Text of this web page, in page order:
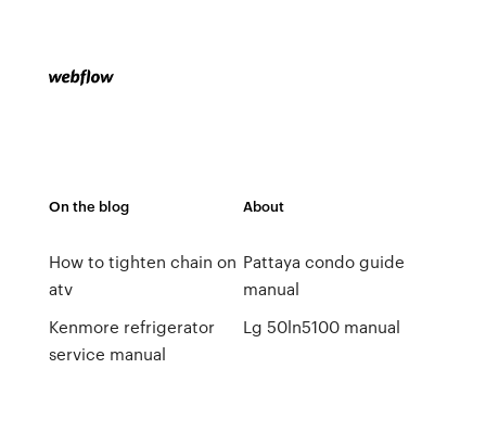
On the blog
How to tighten chain on
atv
Kenmore refrigerator
service manual
About
Pattaya condo guide
manual
Lg 50ln5100 manual